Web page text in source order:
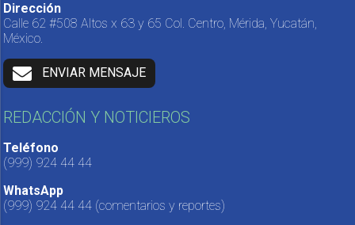
Dirección
Calle 62 #508 Altos x 63 y 65 Col. Centro, Mérida, Yucatán,
México.
ENVIAR MENSAJE
REDACCIÓN Y NOTICIEROS
Teléfono
(999) 924 44 44
WhatsApp
(999) 924 44 44 (comentarios y reportes)